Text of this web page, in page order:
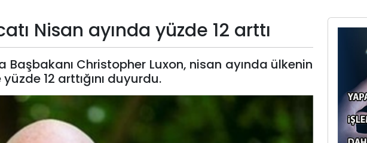
Nisan ayında yüzde 12 arttı
Christopher Luxon, nisan ayında ülkenin
12 arttığını duyurdu.